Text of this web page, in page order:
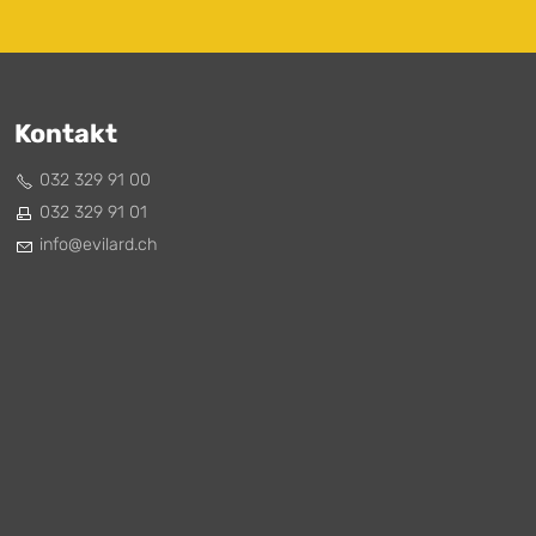
Kontakt
032 329 91 00
032 329 91 01
nf
v l rd ch